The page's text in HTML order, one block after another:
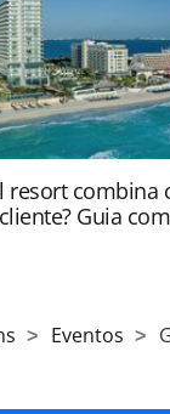
Editora
resort combina
Guia
Eventos